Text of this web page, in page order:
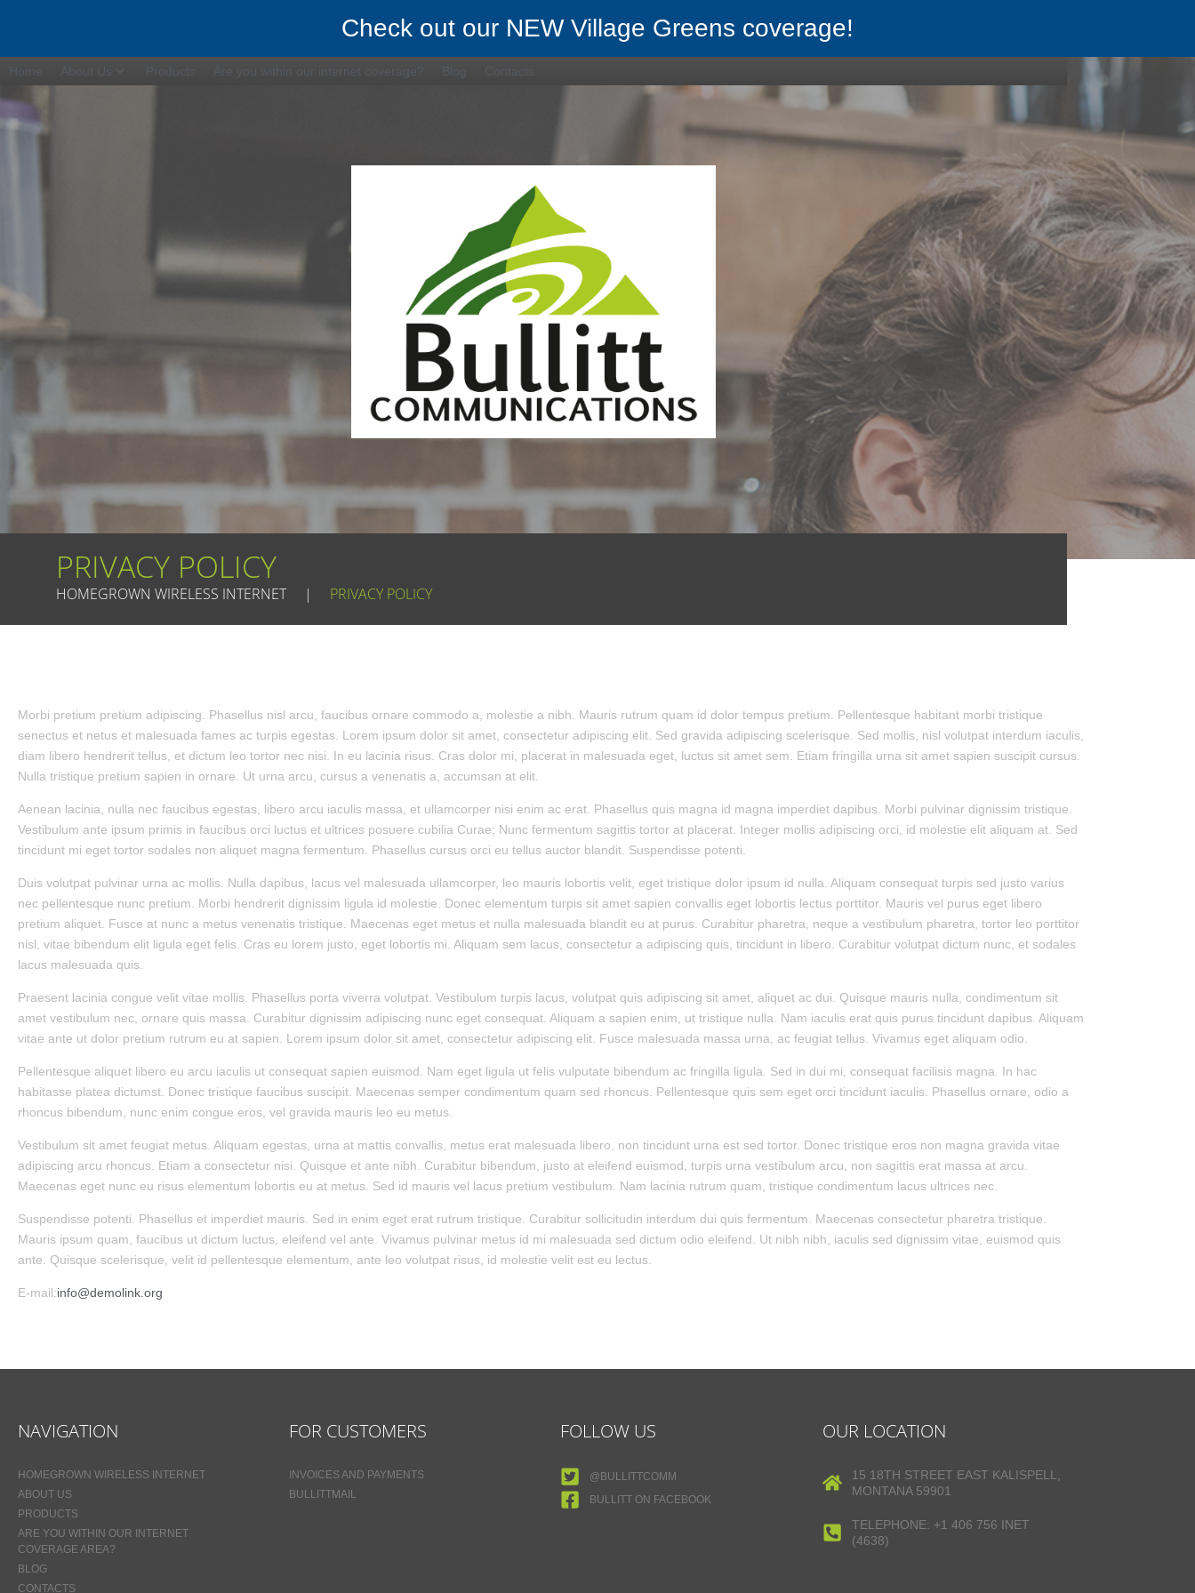
Check out our NEW Village Greens coverage!
PRIVACY POLICY
HOMEGROWN WIRELESS INTERNET | PRIVACY POLICY
Morbi pretium pretium adipiscing. Phasellus nisl arcu, faucibus ornare commodo a, molestie a nibh. Mauris rutrum quam id dolor tempus pretium. Pellentesque habitant morbi tristique
senectus et netus et malesuada fames ac turpis egestas. Lorem ipsum dolor sit amet, consectetur adipiscing elit. Sed gravida adipiscing scelerisque. Sed mollis, nisl volutpat interdum iaculis,
diam libero hendrerit tellus, et dictum leo tortor nec nisi. In eu lacinia risus. Cras dolor mi, placerat in malesuada eget, luctus sit amet sem. Etiam fringilla urna sit amet sapien suscipit cursus.
Nulla tristique pretium sapien in ornare. Ut urna arcu, cursus a venenatis a, accumsan at elit.
Aenean lacinia, nulla nec faucibus egestas, libero arcu iaculis massa, et ullamcorper nisi enim ac erat. Phasellus quis magna id magna imperdiet dapibus. Morbi pulvinar dignissim tristique.
Vestibulum ante ipsum primis in faucibus orci luctus et ultrices posuere cubilia Curae; Nunc fermentum sagittis tortor at placerat. Integer mollis adipiscing orci, id molestie elit aliquam at. Sed
tincidunt mi eget tortor sodales non aliquet magna fermentum. Phasellus cursus orci eu tellus auctor blandit. Suspendisse potenti.
Duis volutpat pulvinar urna ac mollis. Nulla dapibus, lacus vel malesuada ullamcorper, leo mauris lobortis velit, eget tristique dolor ipsum id nulla. Aliquam consequat turpis sed justo varius
nec pellentesque nunc pretium. Morbi hendrerit dignissim ligula id molestie. Donec elementum turpis sit amet sapien convallis eget lobortis lectus porttitor. Mauris vel purus eget libero
pretium aliquet. Fusce at nunc a metus venenatis tristique. Maecenas eget metus et nulla malesuada blandit eu at purus. Curabitur pharetra, neque a vestibulum pharetra, tortor leo porttitor
nisl, vitae bibendum elit ligula eget felis. Cras eu lorem justo, eget lobortis mi. Aliquam sem lacus, consectetur a adipiscing quis, tincidunt in libero. Curabitur volutpat dictum nunc, et sodales
lacus malesuada quis.
Praesent lacinia congue velit vitae mollis. Phasellus porta viverra volutpat. Vestibulum turpis lacus, volutpat quis adipiscing sit amet, aliquet ac dui. Quisque mauris nulla, condimentum sit
amet vestibulum nec, ornare quis massa. Curabitur dignissim adipiscing nunc eget consequat. Aliquam a sapien enim, ut tristique nulla. Nam iaculis erat quis purus tincidunt dapibus. Aliquam
vitae ante ut dolor pretium rutrum eu at sapien. Lorem ipsum dolor sit amet, consectetur adipiscing elit. Fusce malesuada massa urna, ac feugiat tellus. Vivamus eget aliquam odio.
Pellentesque aliquet libero eu arcu iaculis ut consequat sapien euismod. Nam eget ligula ut felis vulputate bibendum ac fringilla ligula. Sed in dui mi, consequat facilisis magna. In hac
habitasse platea dictumst. Donec tristique faucibus suscipit. Maecenas semper condimentum quam sed rhoncus. Pellentesque quis sem eget orci tincidunt iaculis. Phasellus ornare, odio a
rhoncus bibendum, nunc enim congue eros, vel gravida mauris leo eu metus.
Vestibulum sit amet feugiat metus. Aliquam egestas, urna at mattis convallis, metus erat malesuada libero, non tincidunt urna est sed tortor. Donec tristique eros non magna gravida vitae
adipiscing arcu rhoncus. Etiam a consectetur nisi. Quisque et ante nibh. Curabitur bibendum, justo at eleifend euismod, turpis urna vestibulum arcu, non sagittis erat massa at arcu.
Maecenas eget nunc eu risus elementum lobortis eu at metus. Sed id mauris vel lacus pretium vestibulum. Nam lacinia rutrum quam, tristique condimentum lacus ultrices nec.
Suspendisse potenti. Phasellus et imperdiet mauris. Sed in enim eget erat rutrum tristique. Curabitur sollicitudin interdum dui quis fermentum. Maecenas consectetur pharetra tristique.
Mauris ipsum quam, faucibus ut dictum luctus, eleifend vel ante. Vivamus pulvinar metus id mi malesuada sed dictum odio eleifend. Ut nibh nibh, iaculis sed dignissim vitae, euismod quis
ante. Quisque scelerisque, velit id pellentesque elementum, ante leo volutpat risus, id molestie velit est eu lectus.
E-mail:info@demolink.org
NAVIGATION
HOMEGROWN WIRELESS INTERNET
ABOUT US
PRODUCTS
ARE YOU WITHIN OUR INTERNET
COVERAGE AREA?
BLOG
CONTACTS
FOR CUSTOMERS
INVOICES AND PAYMENTS
BULLITTMAIL
FOLLOW US
@BULLITTCOMM
BULLITT ON FACEBOOK
OUR LOCATION
15 18TH STREET EAST KALISPELL,
MONTANA 59901
TELEPHONE: +1 406 756 INET
(4638)